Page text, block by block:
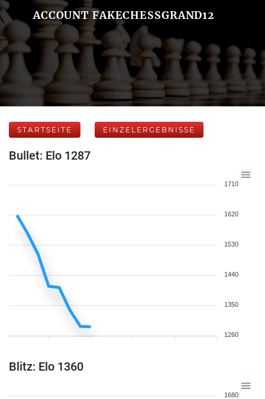
ACCOUNT FAKECHESSGRAND12
STARTSEITE EINZELERGEBNISSE
Bullet: Elo 1287
1710
1620
1530
1440
1350
1260
Blitz: Elo 1360
1680